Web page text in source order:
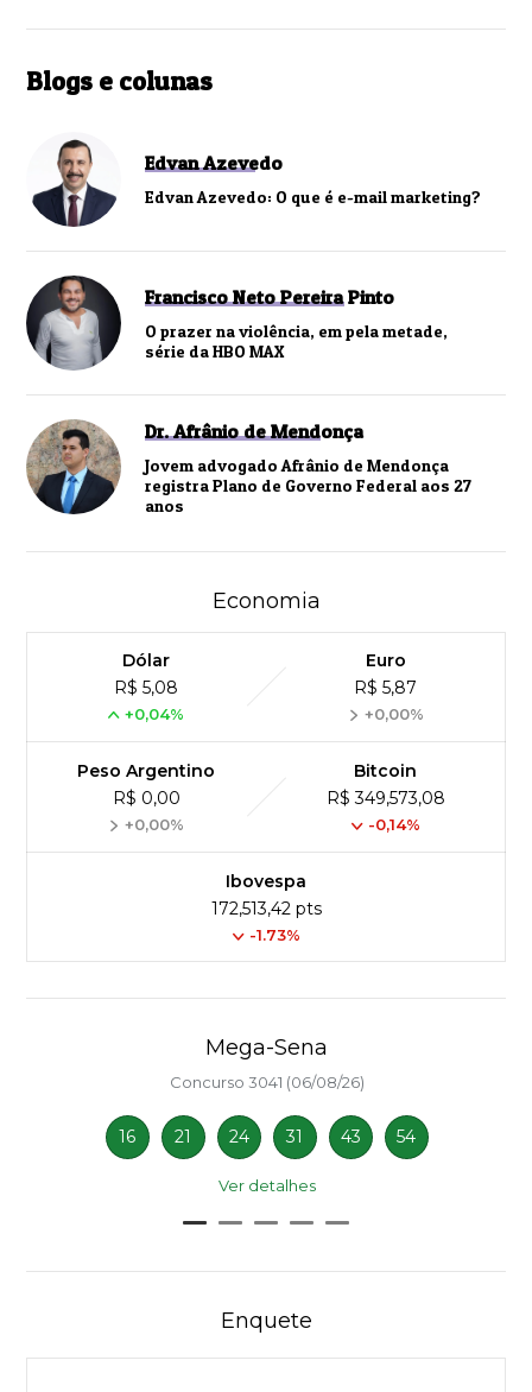
Blogs e colunas
Edvan Azevedo
Edvan Azevedo: O que é e-mail marketing?
Francisco Neto Pereira Pinto
O prazer na violência, em pela metade,
série da HBO MAX
Dr. Afrânio de Mendonça
Jovem advogado Afrânio de Mendonça
registra Plano de Governo Federal aos 27
anos
Economia
Dólar
R$ 5,08
+0,04%
Euro
R$ 5,87
+0,00%
Peso Argentino
R$ 0,00
+0,00%
Bitcoin
R$ 349,573,08
-0,14%
Ibovespa
172,513,42 pts
-1.73%
Mega-Sena
Concurso 3041 (06/08/26)
16 21 24 31 43 54
Ver detalhes
Enquete